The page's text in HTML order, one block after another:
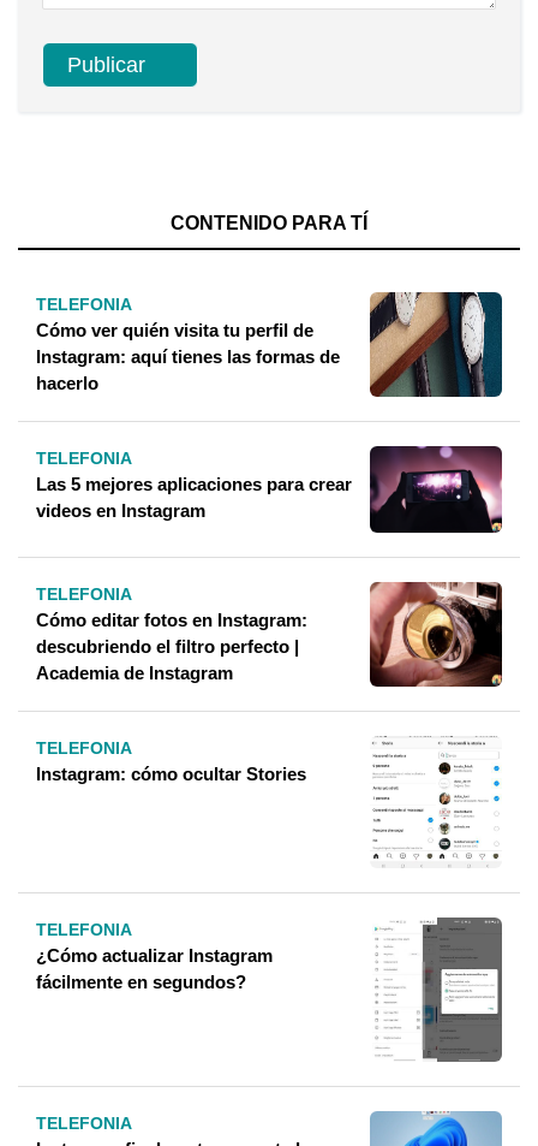
CONTENIDO PARA TÍ
TELEFONIA
Cómo ver quién visita tu perfil de
Instagram: aquí tienes las formas de
hacerlo
TELEFONIA
Las 5 mejores aplicaciones para crear
videos en Instagram
TELEFONIA
Cómo editar fotos en Instagram:
descubriendo el filtro perfecto |
Academia de Instagram
TELEFONIA
Instagram: cómo ocultar Stories
TELEFONIA
¿Cómo actualizar Instagram
fácilmente en segundos?
TELEFONIA